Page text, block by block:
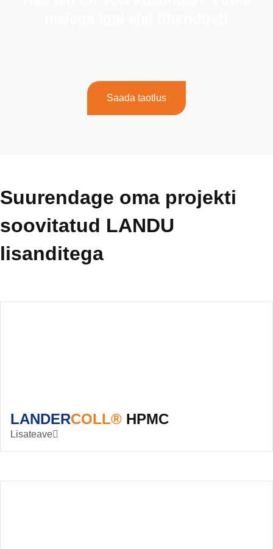
Saada taotlus
Suurendage oma projekti
soovitatud LANDU
lisanditega
LANDERCOLL® HPMC
Lisateave